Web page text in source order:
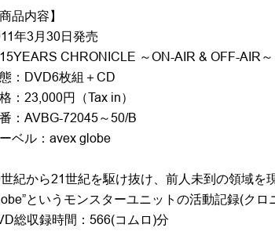
商品内容】
年3月30日発売
15YEARS CHRONICLE ～ON-AIR & OFF-AIR
：DVD6枚組＋CD
：23,000円（Tax in）
：AVBG-72045～50/B
ベル：avex globe
紀から21世紀を駆け抜け、前人未到の領域を
というモンスターユニットの活動記録(クロ
総収録時間：566(コムロ)分